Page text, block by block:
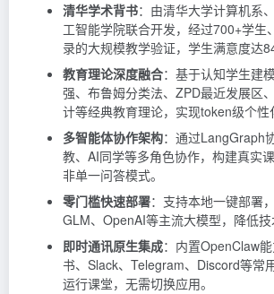
清华学术背书：由清华大学计算机系
工智能学院联合开发，经过700+学生
录的大规模教学验证，学生满意度达
教育理论深度融合：基于认知学生建
强、布鲁姆分类法、ZPD最近发展区
计等经典教育理论，实现token级个性
多智能体协作架构：通过LangGraph
教、AI同学等多角色协作，构建真实
非单一问答模式。
零门槛快速部署：支持本地一键部署
GLM、OpenAI等主流大模型，降低技
即时通讯原生集成：内置OpenClaw
书、Slack、Telegram、Discord等常
运行课堂，无需切换应用。